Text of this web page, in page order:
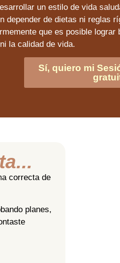
un estilo de vida
depender de dietas ni reglas
que es posible
la calidad de vida.
Sí, quiero mi
correcta de
planes,